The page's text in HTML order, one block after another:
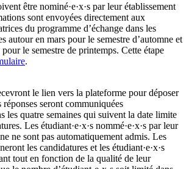
être nominé·e·x·s par leur établissement
sont envoyées directement aux
du programme d’échange dans les
autour en mars pour le semestre d’automne et
le semestre de printemps. Cette étape
.
le lien vers la plateforme pour déposer
seront communiquées
les quatre semaines qui suivent la date limite
Les étudiant·e·x·s nommé·e·x·s par leur
ne sont pas automatiquement admis. Les
les candidatures et les étudiant·e·x·s
tout en fonction de la qualité de leur